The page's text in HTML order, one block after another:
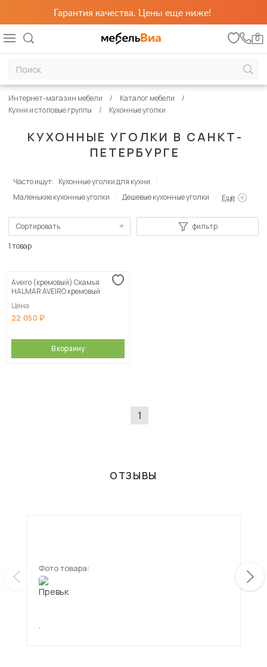
Гарантия качества. Цены еще ниже!
0
КУХОННЫЕ УГОЛКИ В САНКТ-
ПЕТЕРБУРГЕ
Интернет-магазин мебели
Каталог мебели
Кухни и столовые группы
Кухонные уголки
Часто ищут: Кухонные уголки для кухни
Маленькие кухонные уголки
Дешевые кухонные уголки Еще
Сортировать
Сначала дорогие
фильтр
1 товар
Aveiro (кремовый) Скамья
HALMAR AVEIRO кремовый
Цена
22 050
В корзину
1
ОТЗЫВЫ
Фото товара:
,